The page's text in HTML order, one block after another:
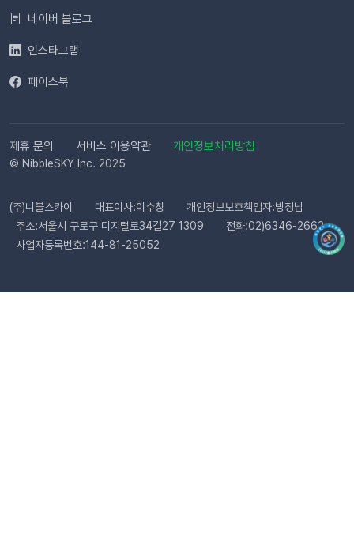
완료해 주세요.자주 묻는 질문(FAQ)Q. 템플릿 심사는 어떻게 진
행되나요? 등록한 카카오 채널이 있다면 별도의 요청 없이 자동
으로 심사가 진행됩니다. 심사 완료 후 즉시 사용 가능합니다. Q.
기준 최대 3일 소요됩니다. 심사가 완료될 때까지 상태 버튼이 비
최대 3일)가 완료된 이후부터 발송 가능합니다. Q. 알림톡은 설
정 즉시 발송되나요?네. 활성화하고 고객의 행동을 감지하면 바
요될 수 있습니다. ⭐️ 유의사항 (카페24) 카페24에서는 ‘반품 완
료’와 ‘환불 완료’가 동일한 시점에 처리됩니다. 따라서 자동 발송
메시지는 각각 구분하여 제공되지 않으며, 모두 ‘환불 완료’ 케이
스로 통합 제공됩니다. 지금 바로 이프두에서 교환·반품 알림톡
로 쇼핑몰 운영 효율은 높이고, 고객 만족도는 한 단계 끌어올릴
네이버 블로그
인스타그램
페이스북
제휴 문의 서비스 이용약관 개인정보처리방침
© NibbleSKY Inc. 2025
(주)니블스카이 대표이사:이수창
개인정보보호책임자:방정남
주소:서울시 구로구 디지털로34길27 1309
전화:02)6346-2662
사업자등록번호:144-81-25052